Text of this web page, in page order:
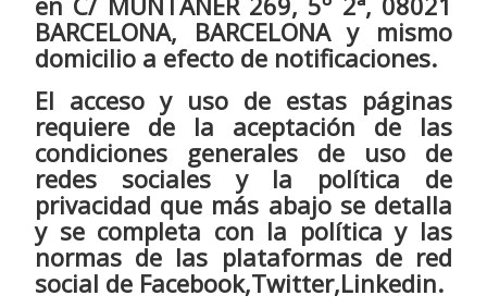
BARCELONA, BARCELONA y mismo
domicilio a efecto de notificaciones.
El acceso y uso de estas páginas
requiere de la aceptación de las
condiciones generales de uso de
redes sociales y la política de
privacidad que más abajo se detalla
y se completa con la política y las
normas de las plataformas de red
social de Facebook,Twitter,Linkedin.